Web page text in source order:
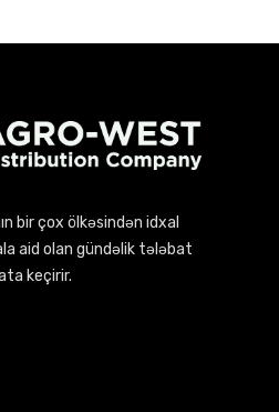
bir çox ölkəsindən idxal
aid olan gündəlik tələbat
keçirir.